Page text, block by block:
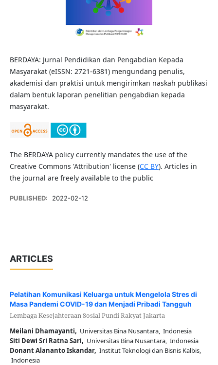
BERDAYA: Jurnal Pendidikan dan Pengabdian Kepada
Masyarakat (eISSN: 2721-6381) mengundang penulis,
akademisi dan praktisi untuk mengirimkan naskah publikasi
dalam bentuk laporan penelitian pengabdian kepada
masyarakat.
The BERDAYA policy currently mandates the use of the
Creative Commons 'Attribution' license (CC BY). Articles in
the journal are freely available to the public
PUBLISHED: 2022-02-12
ARTICLES
Pelatihan Komunikasi Keluarga untuk Mengelola Stres di
Masa Pandemi COVID-19 dan Menjadi Pribadi Tangguh
Lembaga Kesejahteraan Sosial Pundi Rakyat Jakarta
Meilani Dhamayanti, Universitas Bina Nusantara, Indonesia
Siti Dewi Sri Ratna Sari, Universitas Bina Nusantara, Indonesia
Donant Alananto Iskandar, Institut Teknologi dan Bisnis Kalbis,
Indonesia